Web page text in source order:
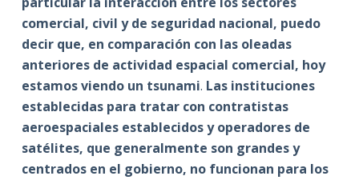
comercial, civil y de seguridad nacional, puedo
decir que, en comparación con las oleadas
anteriores de actividad espacial comercial, hoy
estamos viendo un tsunami. Las instituciones
establecidas para tratar con contratistas
aeroespaciales establecidos y operadores de
satélites, que generalmente son grandes y
centrados en el gobierno, no funcionan para los